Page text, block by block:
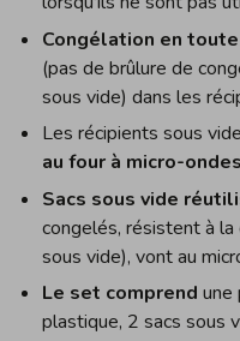
Congélation en
(pas de brûlure de
sous vide) dans les
Les récipients sous
au four à micro-
Sacs sous vide
congelés, résistent à la
sous vide), vont au
Le set comprend une
plastique, 2 sacs sous